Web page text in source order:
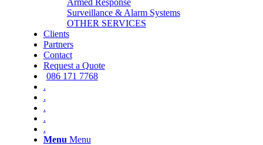
Armed Response
Surveillance & Alarm Systems
OTHER SERVICES
Clients
Partners
Contact
Request a Quote
086 171 7768
.
.
.
.
.
Menu Menu